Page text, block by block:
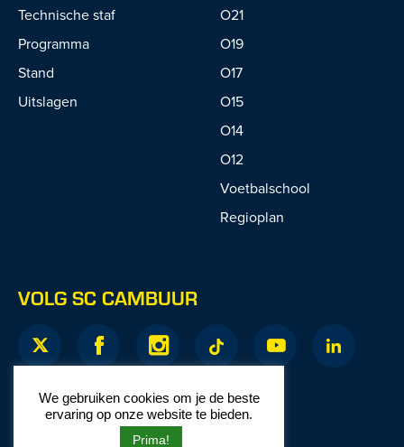
Technische staf
Programma
Stand
Uitslagen
O21
O19
O17
O15
O14
O12
Voetbalschool
Regioplan
VOLG SC CAMBUUR
We gebruiken cookies om je de beste
ervaring op onze website te bieden.
Prima!